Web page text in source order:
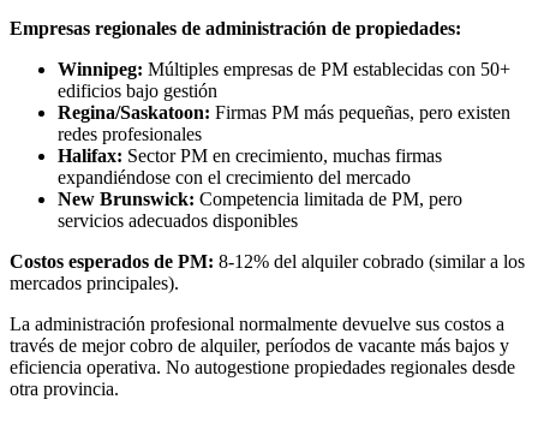
Empresas regionales de administración de propiedades:
Winnipeg: Múltiples empresas de PM establecidas con 50+
edificios bajo gestión
Regina/Saskatoon: Firmas PM más pequeñas, pero existen
redes profesionales
Halifax: Sector PM en crecimiento, muchas firmas
expandiéndose con el crecimiento del mercado
New Brunswick: Competencia limitada de PM, pero
servicios adecuados disponibles
Costos esperados de PM: 8-12% del alquiler cobrado (similar a los
mercados principales).
La administración profesional normalmente devuelve sus costos a
través de mejor cobro de alquiler, períodos de vacante más bajos y
eficiencia operativa. No autogestione propiedades regionales desde
otra provincia.